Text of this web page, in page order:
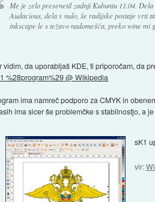
Me je zelo presenetil zadnji Kubuntu 11.04.
Audacious, dela v nulo, še radijske postaje vrti
inkscape le s težavo nadomešča, preko wine mi
vidim, da uporabljaš KDE, ti priporočam, da
%28program%29 @ Wikipedia
ima namreč podporo za CMYK in
ima sicer še problemčke s stabilnostjo, a
sK1
vir: